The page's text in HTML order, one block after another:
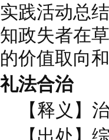
实践活动总
知政失者在
的价值取向
礼法合治
【释义】